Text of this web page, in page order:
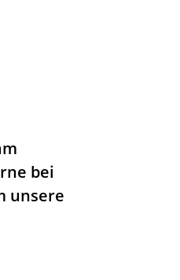
bei
unsere